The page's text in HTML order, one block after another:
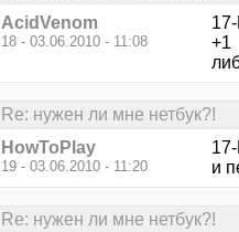
AcidVenom
18 - 03.06.2010 - 11:08
+1
Re: нужен ли мне нетбук?!
HowToPlay
19 - 03.06.2010 - 11:20
и
Re: нужен ли мне нетбук?!